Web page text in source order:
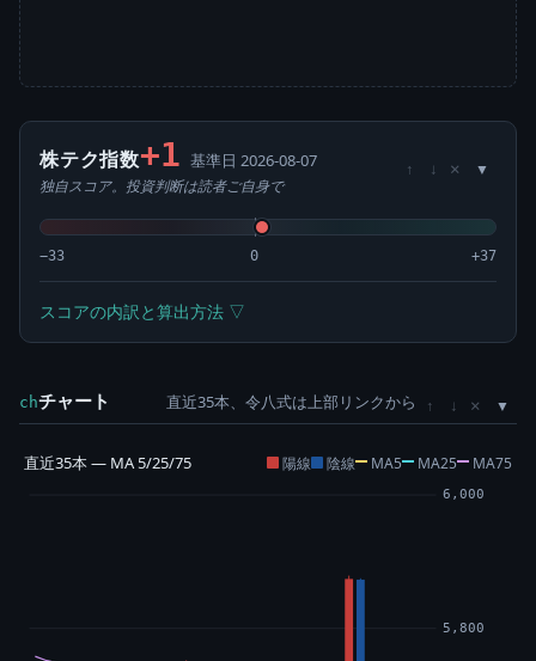
株テク指数+1 基準日 2026-08-07
独自スコア。投資判断は読者ご自身で
↑ ↓ ×
−33 0 +37
スコアの内訳と算出方法 ▽
chチャート 直近35本、令八式は上部リンクから ↑ ↓ ×
直近35本 — MA 5/25/75 陽線 陰線 MA5 MA25 MA75
5,800
6,000